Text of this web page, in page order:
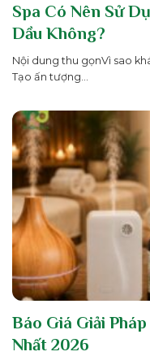
Spa Có Nên Sử
Dầu Không?
Nội dung thu gọnVì sao
Tạo ấn tượng...
Báo Giá Giải
Nhất 2026